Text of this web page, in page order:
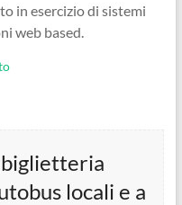
in esercizio di sistemi
web based.
biglietteria
locali e a